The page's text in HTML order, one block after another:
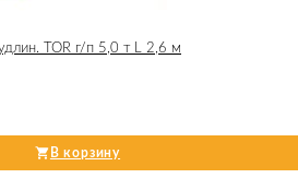
TOR г/п 5,0 т L 2,6 м
В корзину